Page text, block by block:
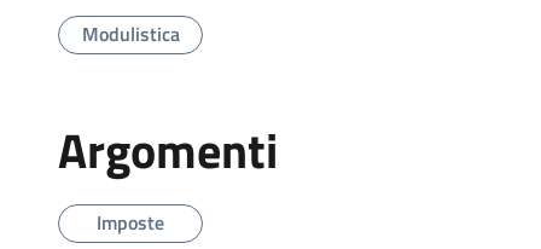
Modulistica
Argomenti
Imposte